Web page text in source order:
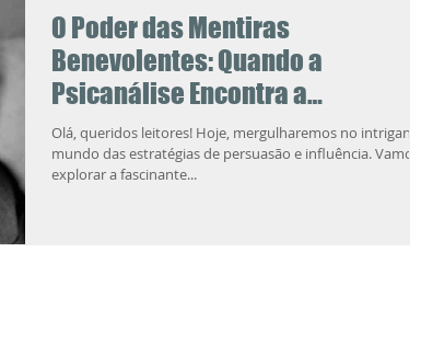
O Poder das Mentiras
Benevolentes: Quando a
Psicanálise Encontra a
Publicidade
Olá, queridos leitores! Hoje, mergulharemos no intrigante
mundo das estratégias de persuasão e influência. Vamos
explorar a fascinante...